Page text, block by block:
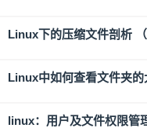
Linux下的压缩文件剖析
Linux中如何查看文件夹的
linux：用户及文件权限管